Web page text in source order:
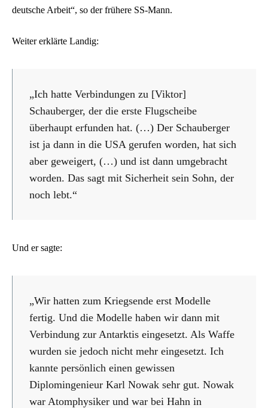
deutsche Arbeit“, so der frühere SS-Mann.
Weiter erklärte Landig:
„Ich hatte Verbindungen zu [Viktor]
Schauberger, der die erste Flugscheibe
überhaupt erfunden hat. (…) Der Schauberger
ist ja dann in die USA gerufen worden, hat sich
aber geweigert, (…) und ist dann umgebracht
worden. Das sagt mit Sicherheit sein Sohn, der
noch lebt.“
Und er sagte:
„Wir hatten zum Kriegsende erst Modelle
fertig. Und die Modelle haben wir dann mit
Verbindung zur Antarktis eingesetzt. Als Waffe
wurden sie jedoch nicht mehr eingesetzt. Ich
kannte persönlich einen gewissen
Diplomingenieur Karl Nowak sehr gut. Nowak
war Atomphysiker und war bei Hahn in